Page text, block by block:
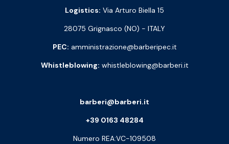
Logistics: Via Arturo Biella 15
28075 Grignasco (NO) - ITALY
PEC: amministrazione@barberipec.it
Whistleblowing: whistleblowing@barberi.it
barberi@barberi.it
+39 0163 48284
Numero REA:VC-109508